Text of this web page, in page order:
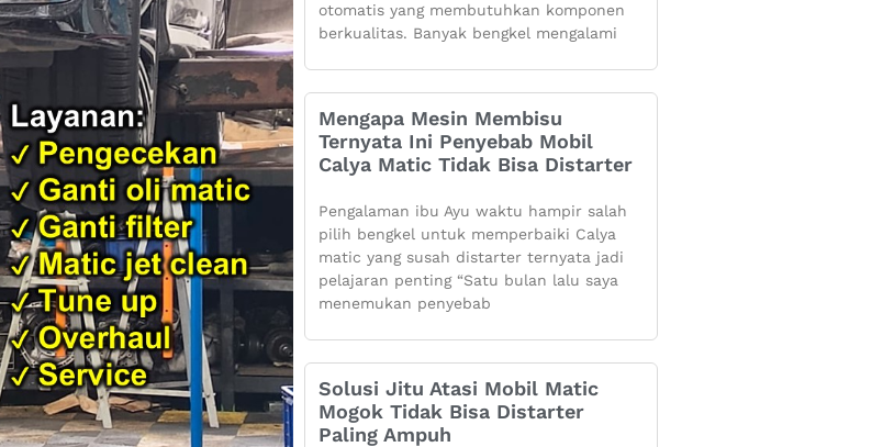
otomatis yang membutuhkan komponen
berkualitas. Banyak bengkel mengalami
Mengapa Mesin Membisu
Ternyata Ini Penyebab Mobil
Calya Matic Tidak Bisa Distarter
Pengalaman ibu Ayu waktu hampir salah
pilih bengkel untuk memperbaiki Calya
matic yang susah distarter ternyata jadi
pelajaran penting “Satu bulan lalu saya
menemukan penyebab
Solusi Jitu Atasi Mobil Matic
Mogok Tidak Bisa Distarter
Paling Ampuh